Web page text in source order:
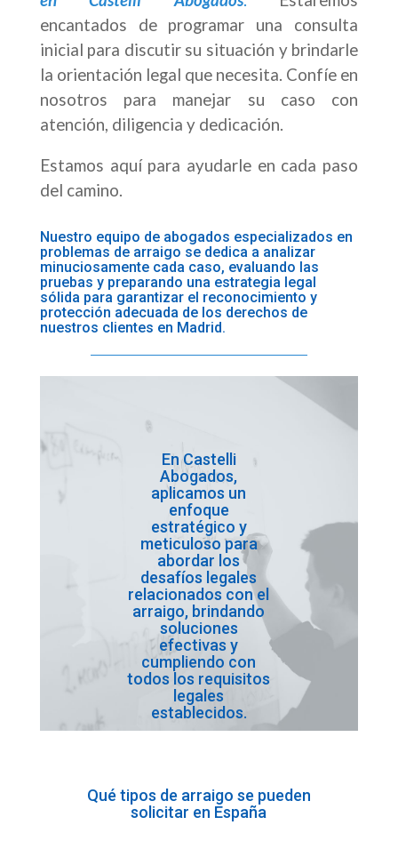
encantados de programar una consulta
inicial para discutir su situación y brindarle
la orientación legal que necesita. Confíe en
nosotros para manejar su caso con
atención, diligencia y dedicación.
Estamos aquí para ayudarle en cada paso
del camino.
Nuestro equipo de abogados especializados en
problemas de arraigo se dedica a analizar
minuciosamente cada caso, evaluando las
pruebas y preparando una estrategia legal
sólida para garantizar el reconocimiento y
protección adecuada de los derechos de
nuestros clientes en Madrid.
En Castelli
Abogados,
aplicamos un
enfoque
estratégico y
meticuloso para
abordar los
desafíos legales
relacionados con el
arraigo, brindando
soluciones
efectivas y
cumpliendo con
todos los requisitos
legales
establecidos.
Qué tipos de arraigo se pueden
solicitar en España